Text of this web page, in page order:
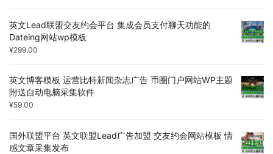
英文Lead联盟交友约会平台 集成会员支付聊天功能的
Dateing网站wp模板
¥299.00
英文博客模板 运营比特新闻杂志广告 币圈门户网站WP主题
附送自动电脑采集软件
¥59.00
国外联盟平台 英文联盟Lead广告加盟 交友约会网站模板 情
感文章采集发布